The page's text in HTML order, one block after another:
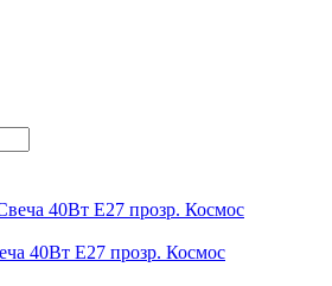
40Вт E27 прозр. Космос